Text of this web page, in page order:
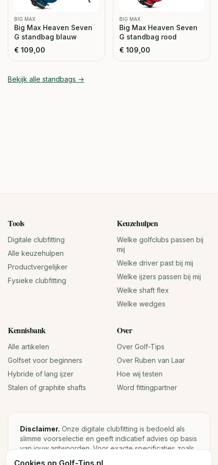
BIG MAX
Big Max Heaven Seven
G standbag blauw
€ 109,00
BIG MAX
Big Max Heaven Seven
G standbag rood
€ 109,00
Bekijk alle standbags →
Tools
Digitale clubfitting
Alle keuzehulpen
Productvergelijker
Fysieke clubfitting
Keuzehulpen
Welke golfclubs passen bij
mij
Welke driver past bij mij
Welke ijzers passen bij mij
Welke shaft flex
Welke wedges
Kennisbank
Alle artikelen
Golfset voor beginners
Hybride of lang ijzer
Stalen of graphite shafts
Over
Over Golf-Tips
Over Ruben van Laar
Hoe wij testen
Word fittingpartner
Disclaimer. Onze digitale clubfitting is bedoeld als
slimme voorselectie en geeft indicatief advies op basis
van jouw antwoorden. Voor exacte specificaties zoals
loft, lie, shaftgewicht en swingweight blijft een fysieke
Cookies op Golf-Tips.nl